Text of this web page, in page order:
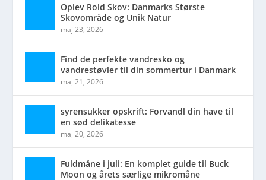
Oplev Rold Skov: Danmarks Største
Skovområde og Unik Natur
maj 23, 2026
Find de perfekte vandresko og
vandrestøvler til din sommertur i Danmark
maj 21, 2026
syrensukker opskrift: Forvandl din have til
en sød delikatesse
maj 20, 2026
Fuldmåne i juli: En komplet guide til Buck
Moon og årets særlige mikromåne